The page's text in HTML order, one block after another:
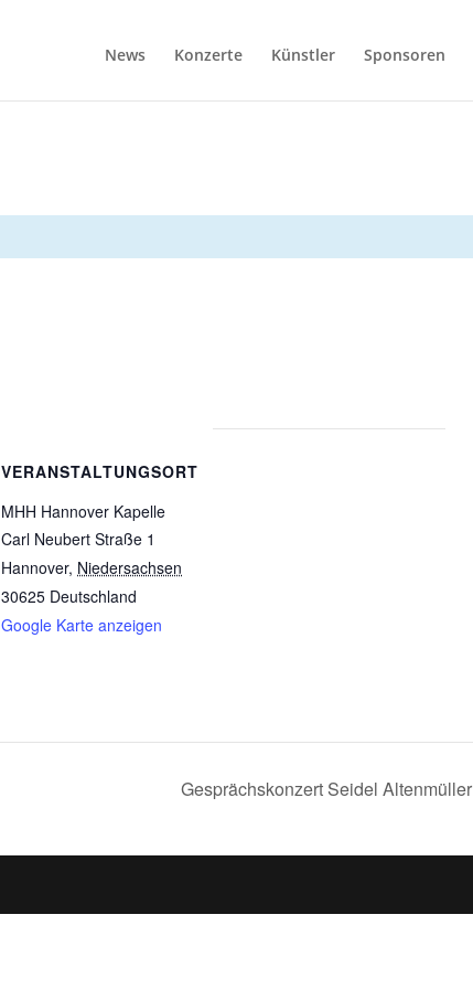
News Konzerte Künstler Sponsoren
VERANSTALTUNGSORT
MHH Hannover Kapelle
Carl Neubert Straße 1
Hannover, Niedersachsen
30625 Deutschland
Google Karte anzeigen
Gesprächskonzert Seidel Altenmüller